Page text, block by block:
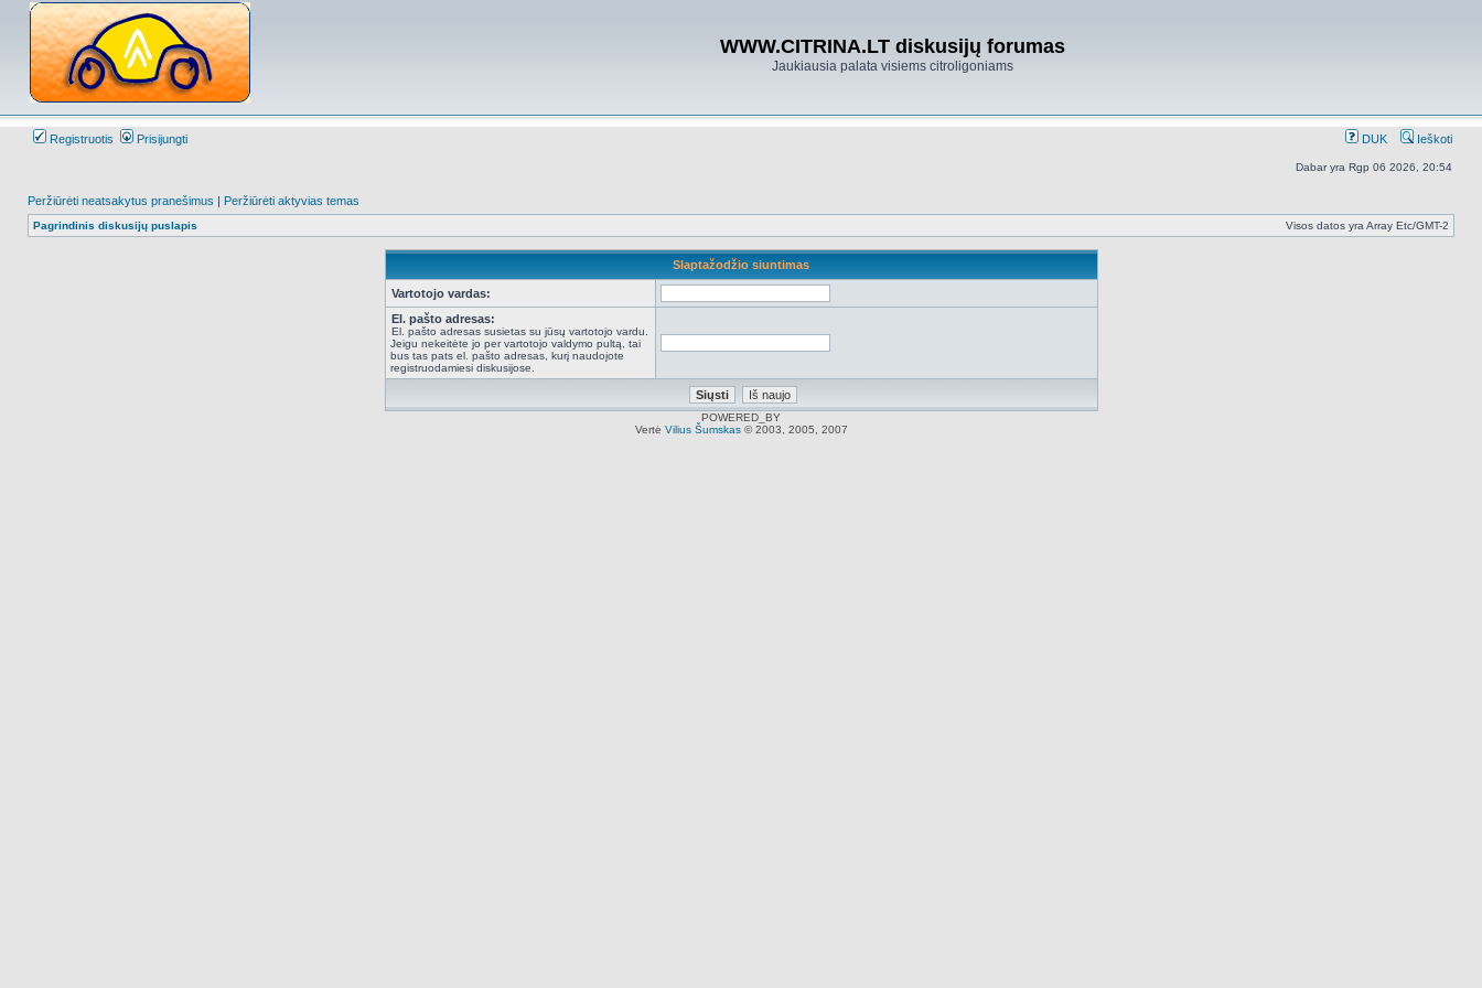
WWW.CITRINA.LT diskusijų forumas
Jaukiausia palata visiems citroligoniams
Registruotis Prisijungti DUK Ieškoti
Dabar yra Rgp 06 2026, 20:54
Peržiūrėti neatsakytus pranešimus | Peržiūrėti aktyvias temas
Pagrindinis diskusijų puslapis Visos datos yra Array Etc/GMT-2
Slaptažodžio siuntimas
Vartotojo vardas:
El. pašto adresas:
El. pašto adresas susietas su jūsų vartotojo vardu.
Jeigu nekeitėte jo per vartotojo valdymo pultą, tai
bus tas pats el. pašto adresas, kurį naudojote
registruodamiesi diskusijose.
POWERED_BY
Vertė Vilius Šumskas© 2003, 2005, 2007